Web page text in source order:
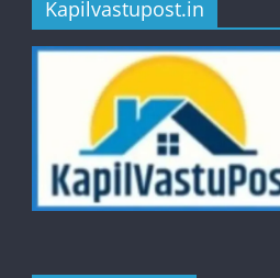
Kapilvastupost.in